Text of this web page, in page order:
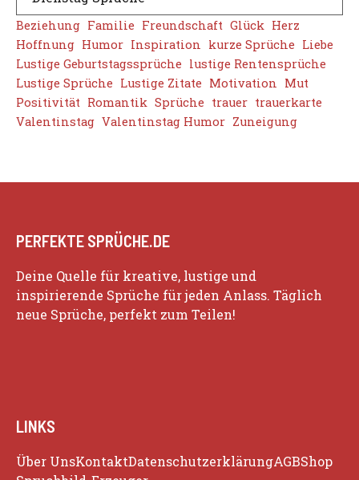
Beziehung Familie Freundschaft Glück Herz
Hoffnung Humor Inspiration kurze Sprüche Liebe
Lustige Geburtstagssprüche lustige Rentensprüche
Lustige Sprüche Lustige Zitate Motivation Mut
Positivität Romantik Sprüche trauer trauerkarte
Valentinstag Valentinstag Humor Zuneigung
PERFEKTE SPRÜCHE.DE
Deine Quelle für kreative, lustige und
inspirierende Sprüche für jeden Anlass. Täglich
neue Sprüche, perfekt zum Teilen!
LINKS
Über UnsKontaktDatenschutzerklärungAGBShop